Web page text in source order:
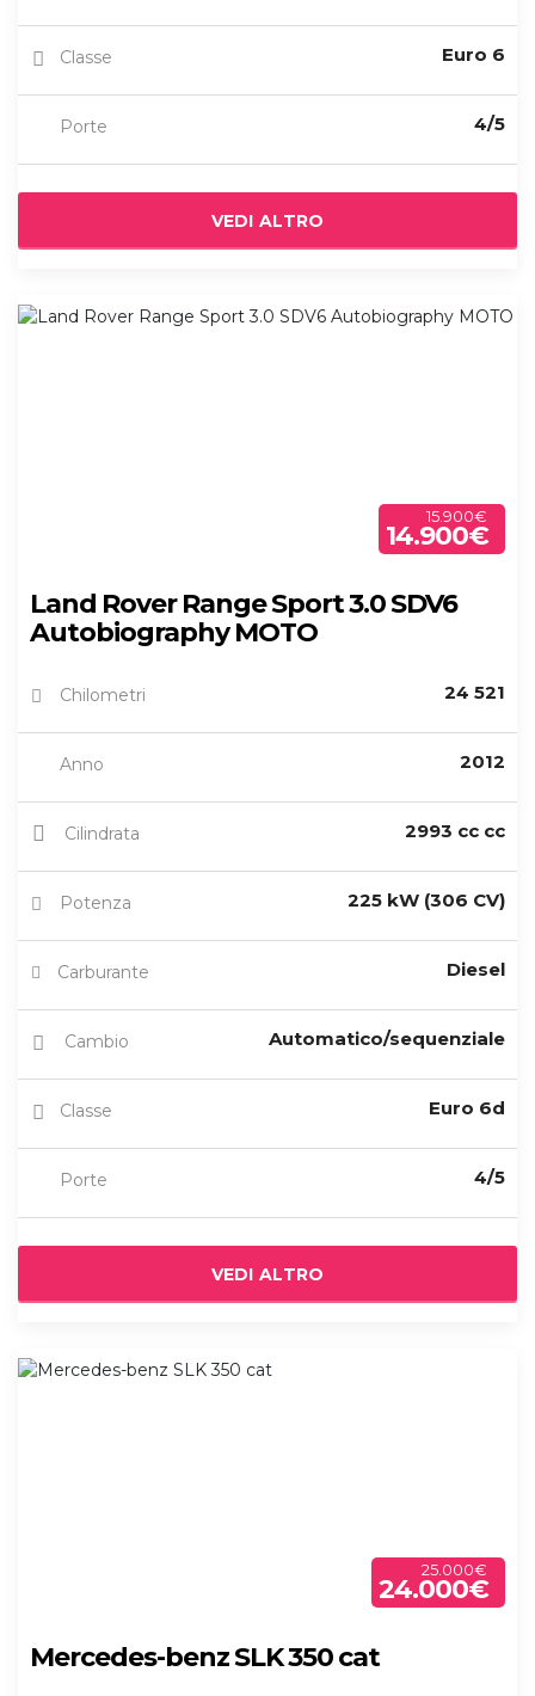
Classe Euro 6
Porte 4/5
VEDI ALTRO
15.900€
14.900€
Land Rover Range Sport 3.0 SDV6
Autobiography MOTO
Chilometri 24 521
Anno 2012
Cilindrata 2993 cc cc
Potenza 225 kW (306 CV)
Carburante Diesel
Cambio Automatico/sequenziale
Classe Euro 6d
Porte 4/5
VEDI ALTRO
25.000€
24.000€
Mercedes-benz SLK 350 cat